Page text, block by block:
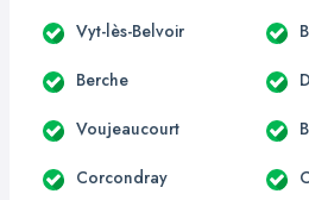
Vyt-lès-Belvoir
Berche
Voujeaucourt
Corcondray